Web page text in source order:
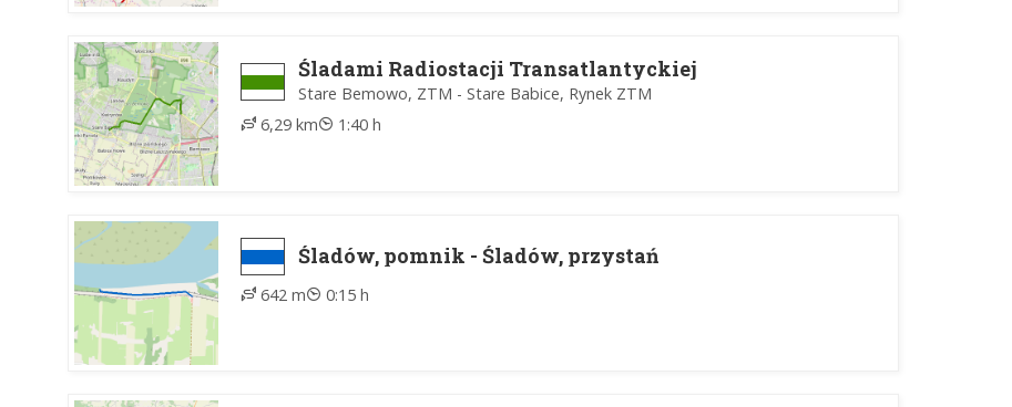
Śladami Radiostacji Transatlantyckiej
Stare Bemowo, ZTM - Stare Babice, Rynek ZTM
6,29 km
1:40 h
Śladów, pomnik - Śladów, przystań
642 m 0:15 h